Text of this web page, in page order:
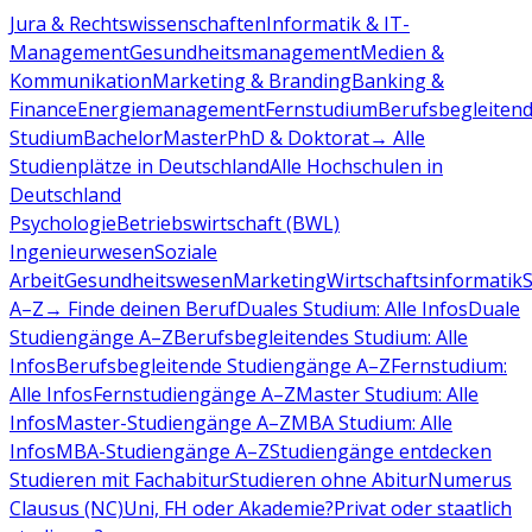
Jura & RechtswissenschaftenInformatik & IT-
ManagementGesundheitsmanagementMedien &
KommunikationMarketing & BrandingBanking &
FinanceEnergiemanagementFernstudiumBerufsbegleitend
StudiumBachelorMasterPhD & Doktorat→ Alle
Studienplätze in DeutschlandAlle Hochschulen in
Deutschland
PsychologieBetriebswirtschaft (BWL)
IngenieurwesenSoziale
ArbeitGesundheitswesenMarketingWirtschaftsinformatik
A–Z→ Finde deinen BerufDuales Studium: Alle InfosDuale
Studiengänge A–ZBerufsbegleitendes Studium: Alle
InfosBerufsbegleitende Studiengänge A–ZFernstudium:
Alle InfosFernstudiengänge A–ZMaster Studium: Alle
InfosMaster-Studiengänge A–ZMBA Studium: Alle
InfosMBA-Studiengänge A–ZStudiengänge entdecken
Studieren mit FachabiturStudieren ohne AbiturNumerus
Clausus (NC)Uni, FH oder Akademie?Privat oder staatlich